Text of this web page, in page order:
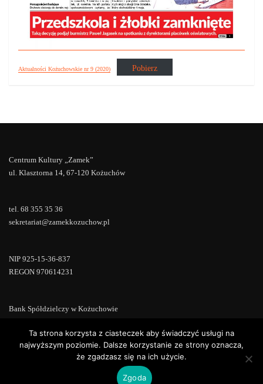
Aktualności Kożuchowskie nr 9 (2020) Pobierz
Centrum Kultury „Zamek”
ul. Klasztorna 14, 67-120 Kożuchów
tel. 68 355 35 36
sekretariat@zamekkozuchow.pl
NIP 925-15-36-837
REGON 970614231
Bank Spółdzielczy w Kożuchowie
WordPress |ConsultStreet theme by
Ta strona korzysta z ciasteczek aby świadczyć usługi na
najwyższym poziomie. Dalsze korzystanie ze strony oznacza,
że zgadzasz się na ich użycie.
Zgoda